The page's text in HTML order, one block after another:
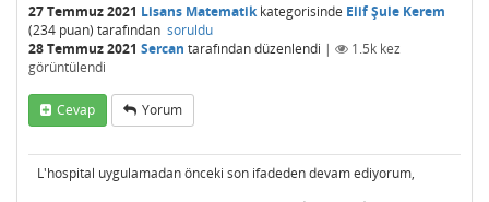
27 Temmuz 2021 Lisans Matematikkategorisinde Elif Şule Kerem
(234 puan) tarafından soruldu
28 Temmuz 2021 Sercan tarafındandüzenlendi | 1.5k kez
görüntülendi
Cevap Yorum
L'hospital uygulamadan önceki son ifadeden devam ediyorum,